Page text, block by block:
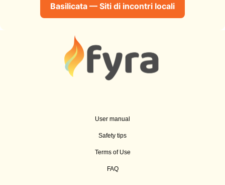
Basilicata — Siti di incontri locali
User manual
Safety tips
Terms of Use
FAQ